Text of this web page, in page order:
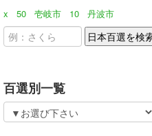
x 50 壱岐市 10 丹波市
百選別一覧